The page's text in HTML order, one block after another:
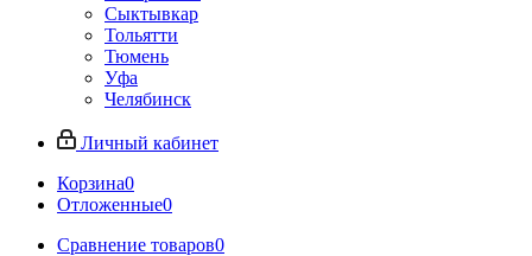
Сыктывкар
Тольятти
Тюмень
Уфа
Челябинск
Личный кабинет
Корзина0
Отложенные0
Сравнение товаров0